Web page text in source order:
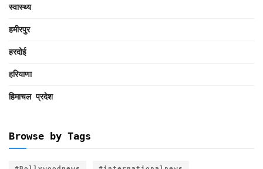
स्वास्थ्य
हमीरपुर
हरदोई
हरियाणा
हिमाचल प्रदेश
Browse by Tags